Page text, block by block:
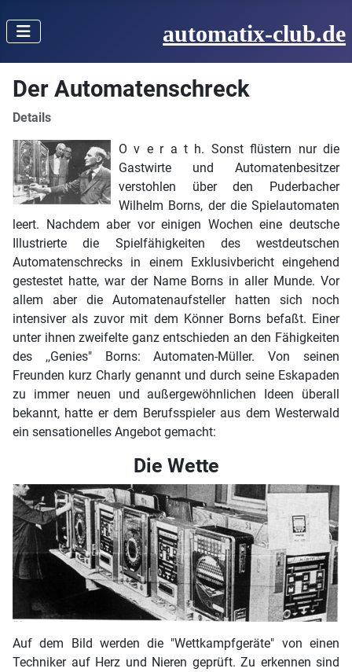
automatix-club.de
Der Automatenschreck
Details
O v e r a t h. Sonst flüstern nur die
Gastwirte und Auto­matenbesitzer
verstohlen über den Puderbacher
Wilhelm Borns, der die Spielautomaten
leert. Nachdem aber vor einigen Wochen eine deutsche
Illustrierte die Spielfähig­keiten des westdeutschen
Automatenschrecks in einem Exklusivbericht eingehend
gestestet hatte, war der Name Borns in aller Munde. Vor
allem aber die Automatenauf­steller hatten sich noch
intensiver als zuvor mit dem Kön­ner Borns befaßt. Einer
unter ihnen zweifelte ganz ent­schieden an den Fähigkeiten
des ,,Genies" Borns: Auto­maten-Müller. Von seinen
Freunden kurz Charly genannt und durch seine Eskapaden
zu immer neuen und außer­gewöhnlichen Ideen überall
bekannt, hatte er dem Berufs­spieler aus dem Westerwald
ein sensationelles Angebot gemacht:
Die Wette
Auf dem Bild werden die "Wettkampfgeräte" von einen
Techniker auf Herz und Nieren geprüft. Zu erkennen sind